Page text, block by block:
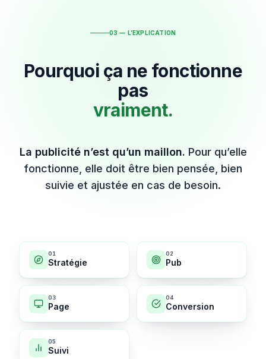
03 — L’EXPLICATION
Pourquoi ça ne fonctionne
pas
vraiment.
La publicité n’est qu’un maillon. Pour qu’elle
fonctionne, elle doit être bien pensée, bien
suivie et ajustée en cas de besoin.
01
Stratégie
02
Pub
03
Page
04
Conversion
05
Suivi